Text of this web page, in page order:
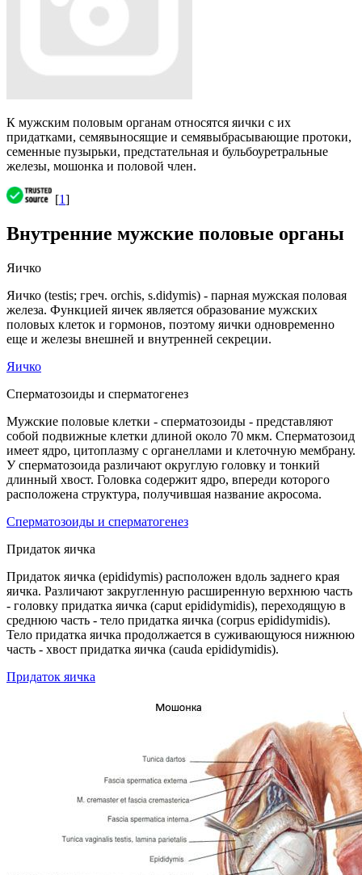
К мужским половым органам относятся яички с их
придатками, семявыносящие и семявыбрасывающие протоки,
семенные пузырьки, предстательная и бульбоуретральные
железы, мошонка и половой член.
[1]
Внутренние мужские половые органы
Яичко
Яичко (testis; греч. orchis, s.didymis) - парная мужская половая
железа. Функцией яичек является образование мужских
половых клеток и гормонов, поэтому яички одновременно
еще и железы внешней и внутренней секреции.
Яичко
Сперматозоиды и сперматогенез
Мужские половые клетки - сперматозоиды - представляют
собой подвижные клетки длиной около 70 мкм. Сперматозоид
имеет ядро, цитоплазму с органеллами и клеточную мембрану.
У сперматозоида различают округлую головку и тонкий
длинный хвост. Головка содержит ядро, впереди которого
расположена структура, получившая название акросома.
Сперматозоиды и сперматогенез
Придаток яичка
Придаток яичка (epididymis) расположен вдоль заднего края
яичка. Различают закругленную расширенную верхнюю часть
- головку придатка яичка (caput epididymidis), переходящую в
среднюю часть - тело придатка яичка (corpus epididymidis).
Тело придатка яичка продолжается в суживающуюся нижнюю
часть - хвост придатка яичка (cauda epididymidis).
Придаток яичка